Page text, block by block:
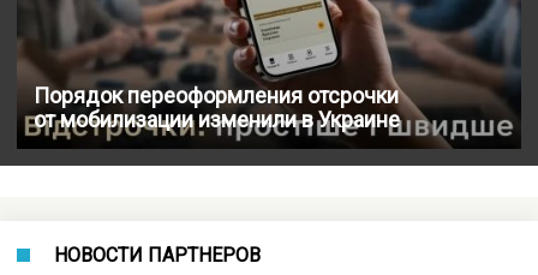
Порядок переоформления отсрочки
от мобилизации изменили в Украине
НОВОСТИ ПАРТНЕРОВ